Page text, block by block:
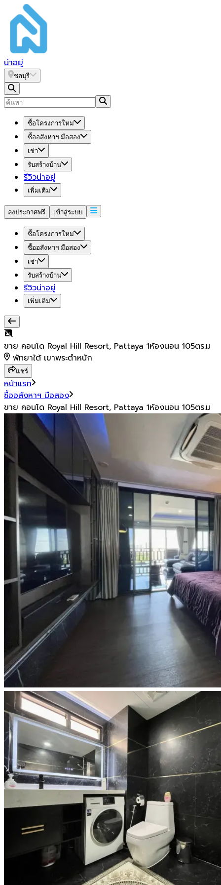
น่าอยู่
ชลบุรี
ซื้อโครงการใหม่
ซื้ออสังหาฯ มือสอง
เช่า
รับสร้างบ้าน
รีวิวน่าอยู่
เพิ่มเติม
ลงประกาศฟรี เข้าสู่ระบบ
ซื้อโครงการใหม่
ซื้ออสังหาฯ มือสอง
เช่า
รับสร้างบ้าน
รีวิวน่าอยู่
เพิ่มเติม
ขาย คอนโด Royal Hill Resort, Pattaya 1ห้องนอน 105ตร.ม
พัทยาใต้ เขาพระตำหนัก
แชร์
หน้าแรก
ซื้ออสังหาฯ มือสอง
ขาย คอนโด Royal Hill Resort, Pattaya 1ห้องนอน 105ตร.ม